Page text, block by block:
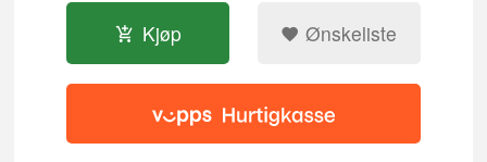
Kjøp Ønskeliste